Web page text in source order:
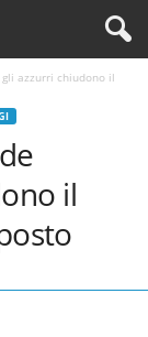
azzurri chiudono il
il